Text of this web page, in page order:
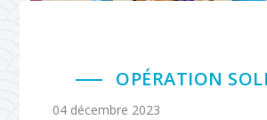
OPÉRATION
04 décembre 2023